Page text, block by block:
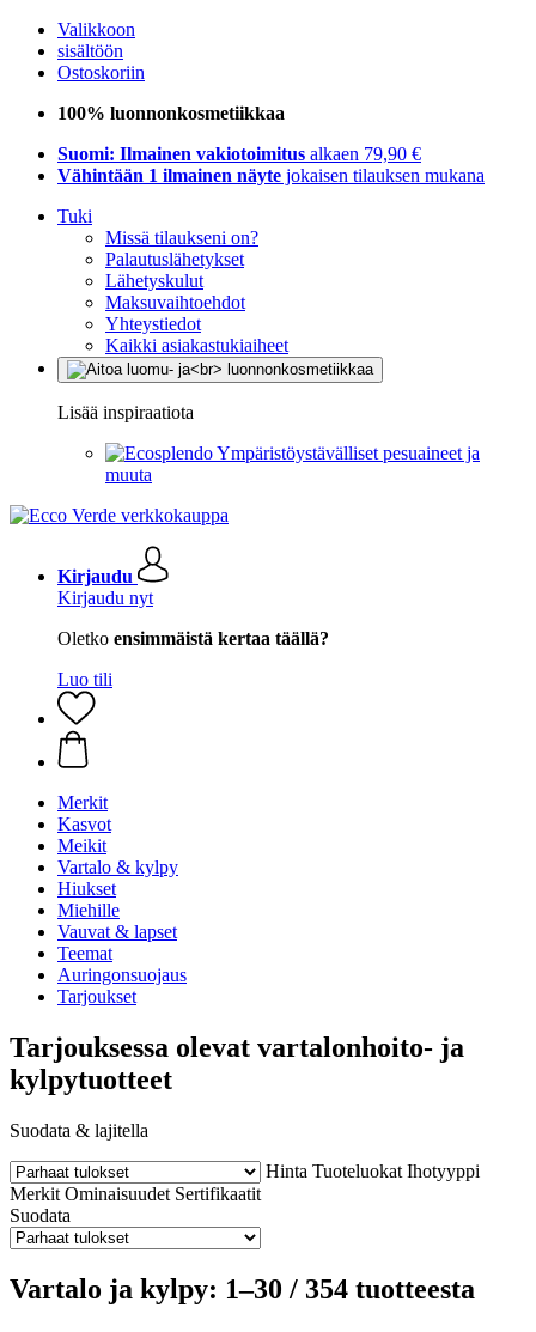
Valikkoon
sisältöön
Ostoskoriin
100% luonnonkosmetiikkaa
Suomi: Ilmainen vakiotoimitus alkaen 79,90 €
Vähintään 1 ilmainen näyte jokaisen tilauksen mukana
Tuki
Missä tilaukseni on?
Palautuslähetykset
Lähetyskulut
Maksuvaihtoehdot
Yhteystiedot
Kaikki asiakastukiaiheet
Lisää inspiraatiota
Ympäristöystävälliset pesuaineet ja
muuta
Kirjaudu
Kirjaudu nyt
Oletko ensimmäistä kertaa täällä?
Luo tili
Merkit
Kasvot
Meikit
Vartalo & kylpy
Hiukset
Miehille
Vauvat & lapset
Teemat
Auringonsuojaus
Tarjoukset
Tarjouksessa olevat vartalonhoito- ja
kylpytuotteet
Suodata & lajitella
Hinta Tuoteluokat Ihotyyppi
Merkit Ominaisuudet Sertifikaatit
Suodata
Vartalo ja kylpy: 1–30 / 354 tuotteesta